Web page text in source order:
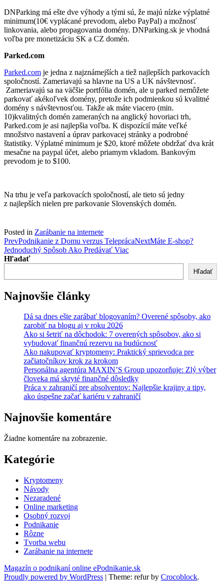
DNParking má ešte dve výhody a tými sú, že majú nízke výplatné
minimum(10€ vyplácané prevodom, alebo PayPal) a možnosť
linkovania, alebo propagovania domény. DNParking.sk je vhodná
voľba pre monetizáciu SK a CZ domén.
Parked.com
Parked.com je jedna z najznámejších a tiež najlepších parkovacích
spoločností. Zameriavajú sa hlavne na US a UK návštevnosť.
Zameriavajú sa na väčšie portfólia domén, ale u parked nemôžete
parkovať akékoľvek domény, pretože ich podmienkou sú kvalitné
domény s návštevnosťou. Takže ak máte viacero (min.
10)kvalitných domén zameraných na anglický hovoriaci trh,
Parked.com je asi najlepšia voľba. K dispozícií máte veľké
množstvo nastavení a úprav parkovacej stránky a podrobné
štatistiky. Výplatné minimum je $20, ktoré môžete obdržať dva krát
mesačne na paypal účet, alebo priamym vkladom. Bankovým
prevodom je to $100.
Na trhu je veľa parkovacích spoločností, ale tieto sú jedny
z najlepších nielen pre parkovanie Slovenských domén.
Posted in Zarábanie na internete
Post
navigation
PrevPodnikanie z Domu verzus TeleprácaNextMáte E-shop?
Jednoduchý Spôsob Ako Predávať Viac
Hľadať
Hľadať
Najnovšie články
Dá sa dnes ešte zarábať blogovaním? Overené spôsoby, ako
zarobiť na blogu aj v roku 2026
Ako si šetriť na dôchodok: 7 overených spôsobov, ako si
vybudovať finančnú rezervu na budúcnosť
Ako nakupovať kryptomeny: Praktický sprievodca pre
začiatočníkov krok za krokom
Personálna agentúra MAXIN’S Group upozorňuje: Zlý výber
človeka má skryté finančné dôsledky
Práca v zahraničí pre absolventov: Najlepšie krajiny a tipy,
ako úspešne začať kariéru v zahraničí
Najnovšie komentáre
Žiadne komentáre na zobrazenie.
Kategórie
Kryptomeny
Návody
Nezaradené
Online marketing
Osobný rozvoj
Podnikanie
Rôzne
Tvorba webu
Zarábanie na internete
Magazín o podnikaní online ePodnikanie.sk
Proudly powered by WordPress | Theme: refur by Crocoblock.